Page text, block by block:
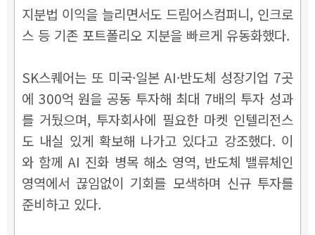
지분법 이익을 늘리면서도 드림어스컴퍼니, 인크로
스 등 기존 포트폴리오 지분을 빠르게 유동화했다.
SK스퀘어는 또 미국·일본 AI·반도체 성장기업 7곳
에 300억 원을 공동 투자해 최대 7배의 투자 성과
를 거뒀으며, 투자회사에 필요한 마켓 인텔리전스
도 내실 있게 확보해 나가고 있다고 강조했다. 이
와 함께 AI 진화 병목 해소 영역, 반도체 밸류체인
영역에서 끊임없이 기회를 모색하며 신규 투자를
준비하고 있다.